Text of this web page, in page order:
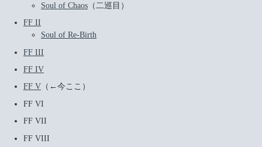
Soul of Chaos （二巡目）
FF II
Soul of Re-Birth
FF III
FF IV
FF V （←今ここ）
FF VI
FF VII
FF VIII